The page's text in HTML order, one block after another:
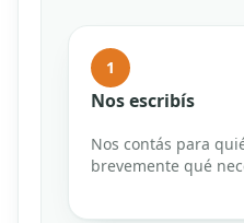
1
Nos escribís
Nos contás para
brevemente qué